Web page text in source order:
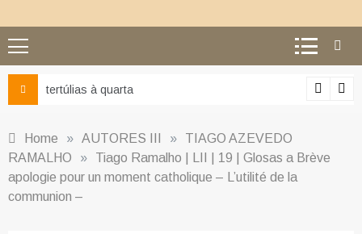
Ciência e religião: como superar o equívoco do conflito
Home » AUTORES III »
TIAGO AZEVEDO
RAMALHO
»
Tiago Ramalho | LII | 19 | Glosas a Brève
apologie pour un moment catholique – L’utilité de la
communion –